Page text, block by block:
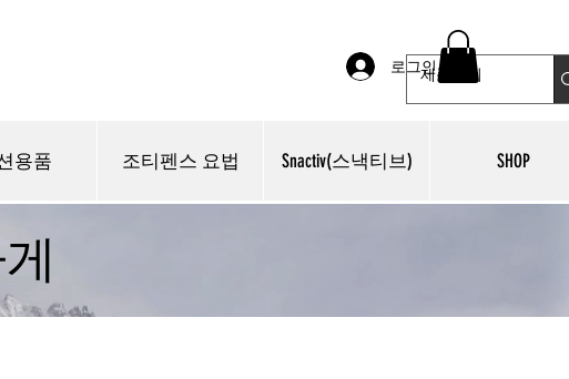
로그인
용품 조티펜스 요법 Snactiv(스낵티브) SHOP